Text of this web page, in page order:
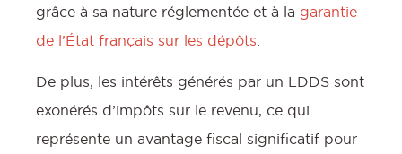
grâce à sa nature réglementée et à la garantie
de l’État français sur les dépôts
De plus, les intérêts générés par un LDDS sont
exonérés d’impôts sur le revenu, ce qui
représente un avantage fiscal significatif pour